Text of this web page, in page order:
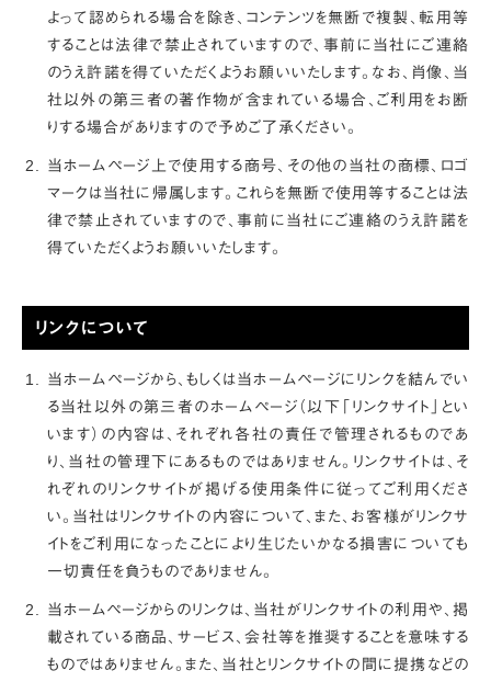
よって認められる場合を除き、コンテンツを無断で複製、転用等
することは法律で禁止されていますので、事前に当社にご連絡
のうえ許諾を得ていただくようお願いいたします。なお、肖像、当
社以外の第三者の著作物が含まれている場合、ご利用をお断
りする場合がありますので予めご了承ください。
当ホームページ上で使用する商号、その他の当社の商標、ロゴ
マークは当社に帰属します。これらを無断で使用等することは法
律で禁止されていますので、事前に当社にご連絡のうえ許諾を
得ていただくようお願いいたします。
リンクについて
当ホームページから、もしくは当ホームページにリンクを結んでい
る当社以外の第三者のホームページ（以下「リンクサイト」とい
います）の内容は、それぞれ各社の責任で管理されるものであ
り、当社の管理下にあるものではありません。リンクサイトは、そ
れぞれのリンクサイトが掲げる使用条件に従ってご利用くださ
い。当社はリンクサイトの内容について、また、お客様がリンクサ
イトをご利用になったことにより生じたいかなる損害についても
一切責任を負うものでありません。
当ホームページからのリンクは、当社がリンクサイトの利用や、掲
載されている商品、サービス、会社等を推奨することを意味する
ものではありません。また、当社とリンクサイトの間に提携などの